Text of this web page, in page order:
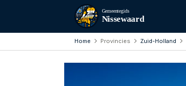
Gemeentegids
Nissewaard
Home Provincies Zuid-Holland